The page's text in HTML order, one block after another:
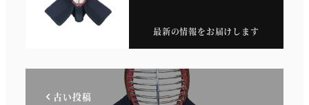
最新の情報をお届けします
古い投稿